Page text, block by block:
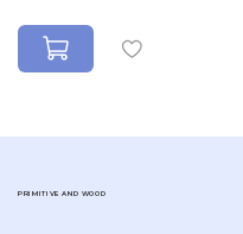
PRIMITIVE AND WOOD